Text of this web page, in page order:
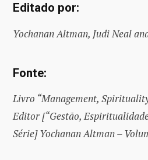
Editado por:
Yochanan Altman, Judi Neal
Fonte:
Livro “Management,
Editor [“Gestão,
Série] Yochanan Altman –